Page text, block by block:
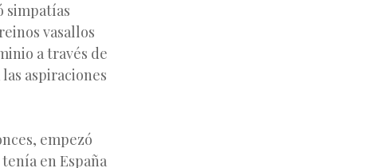
simpatías
vasallos
a través de
aspiraciones
empezó
en España